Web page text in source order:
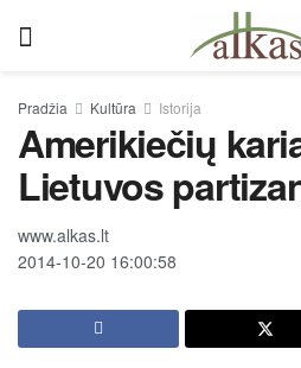
Pradžia Kultūra Istorija
Amerikiečių
Lietuvos
www.alkas.lt
2014-10-20 16:00:58